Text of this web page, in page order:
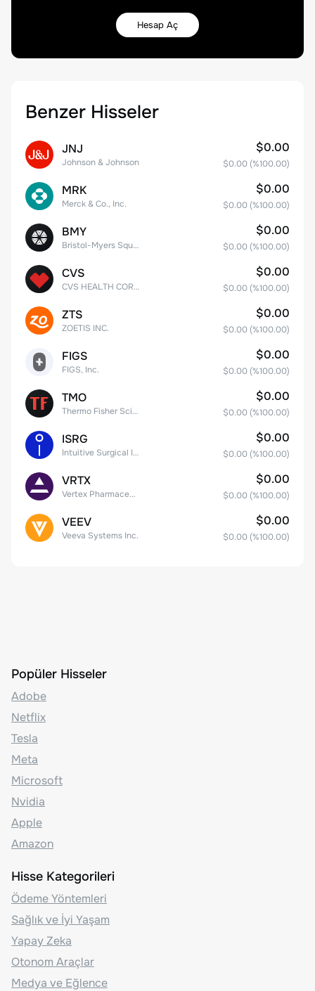
Hesap Aç
Benzer Hisseler
JNJ
Johnson & Johnson
$0.00
$0.00 (%100.00)
MRK
Merck & Co., Inc.
$0.00
$0.00 (%100.00)
BMY
Bristol-Myers Squibb Co.
$0.00
$0.00 (%100.00)
CVS
CVS HEALTH CORPORATION
$0.00
$0.00 (%100.00)
ZTS
ZOETIS INC.
$0.00
$0.00 (%100.00)
FIGS
FIGS, Inc.
$0.00
$0.00 (%100.00)
TMO
Thermo Fisher Scientific, Inc.
$0.00
$0.00 (%100.00)
ISRG
Intuitive Surgical Inc.
$0.00
$0.00 (%100.00)
VRTX
Vertex Pharmaceuticals Inc
$0.00
$0.00 (%100.00)
VEEV
Veeva Systems Inc.
$0.00
$0.00 (%100.00)
Popüler Hisseler
Adobe
Netflix
Tesla
Meta
Microsoft
Nvidia
Apple
Amazon
Hisse Kategorileri
Ödeme Yöntemleri
Sağlık ve İyi Yaşam
Yapay Zeka
Otonom Araçlar
Medya ve Eğlence